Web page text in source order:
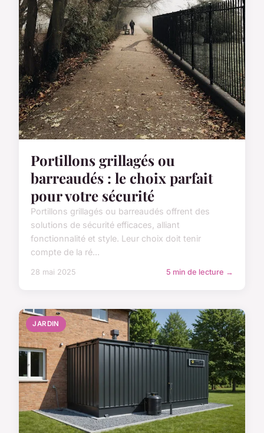
Portillons grillagés ou
barreaudés : le choix parfait
pour votre sécurité
Portillons grillagés ou barreaudés offrent des
solutions de sécurité efficaces, alliant
fonctionnalité et style. Leur choix doit tenir
compte de la ré...
28 mai 2025 5 min de lecture →
JARDIN